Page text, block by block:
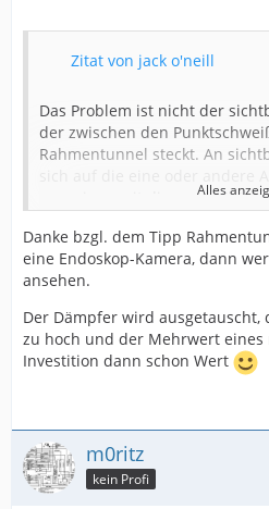
Zitat von jack o'neill
Das Problem ist nicht der
der zwischen den
Rahmentunnel steckt. An
verewigen mit diversen
Praxistests von Rostmitteln
Bedingungen
Das sollte einen aber nicht drüber hinwegtäuschen, daß
trotz Rahmenverschönerung
Zauberpampe die
werden und sie sukzessive
hervortreten.
etwas restauriert werden soll.
(so wie es sich auf den Bildern
Zeitverschwendung. Ein
Strassenlage und verkürzt den
Dämpfer noch in Ordnung ist.
Federbein zerlegt bekommt,
durch zusammendrücken und
testen. Der Dämpfer...
... muß ohne Ölspuren sein,
... muß gleichmäßig mit
Alles
Danke bzgl. dem Tipp
eine Endoskop-Kamera, dann
ansehen.
Der Dämpfer wird
zu hoch und der Mehrwert
Investition dann schon Wert
m0ritz
kein Profi